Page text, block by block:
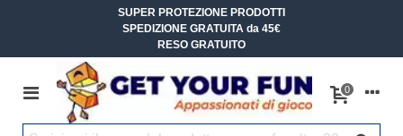
SUPER PROTEZIONE PRODOTTI
SPEDIZIONE GRATUITA da 45€
RESO GRATUITO
0